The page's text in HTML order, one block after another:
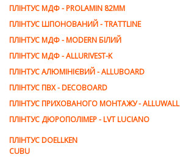
ПЛІНТУС МДФ - PROLAMIN 82ММ
ПЛІНТУС ШПОНОВАНИЙ - TRATTLINE
ПЛІНТУС МДФ - MODERN БІЛИЙ
ПЛІНТУС МДФ - ALLURIVEST-K
ПЛІНТУС АЛЮМІНІЄВИЙ - ALLUBOARD
ПЛІНТУС ПВХ - DECOBOARD
ПЛІНТУС ПРИХОВАНОГО МОНТАЖУ - ALLUWALL
ПЛІНТУС ДЮРОПОЛІМЕР - LVT LUCIANO
ПЛІНТУС DOELLKEN
CUBU